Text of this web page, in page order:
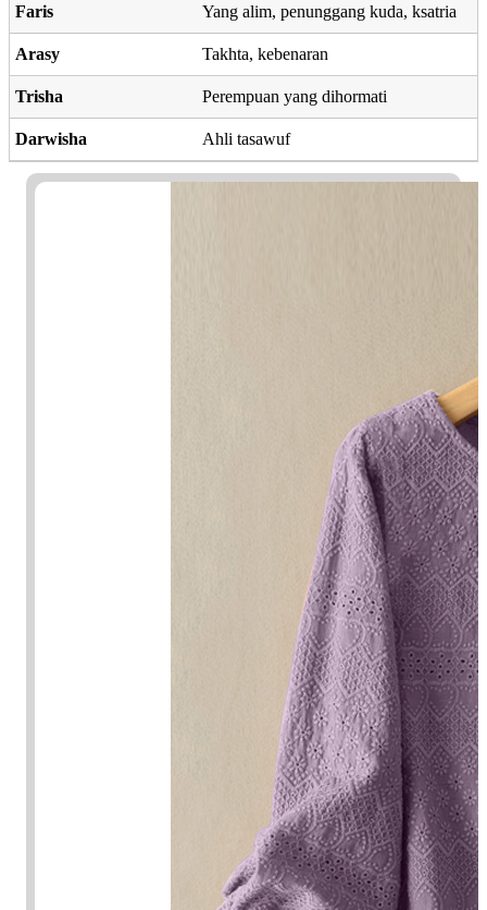
Faris Yang alim, penunggang kuda, ksatria
Arasy Takhta, kebenaran
Trisha Perempuan yang dihormati
Darwisha Ahli tasawuf